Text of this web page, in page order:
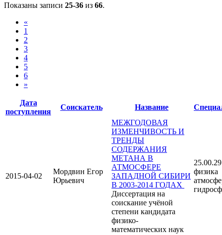
Показаны записи 25-36 из 66.
«
1
2
3
4
5
6
»
Дата
поступления
Соискатель Название
2015-04-02
Мордвин Егор
Юрьевич
МЕЖГОДОВАЯ
ИЗМЕНЧИВОСТЬ И
ТРЕНДЫ
СОДЕРЖАНИЯ
МЕТАНА В
АТМОСФЕРЕ
ЗАПАДНОЙ СИБИРИ
В 2003-2014 ГОДАХ
Диссертация на
соискание учёной
степени кандидата
физико-
математических наук
физика